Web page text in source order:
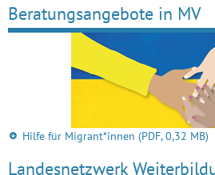
Beratungs­angebote in MV
Hilfe für Migrant*innen (PDF, 0,32 MB)
Landes­netz­werk